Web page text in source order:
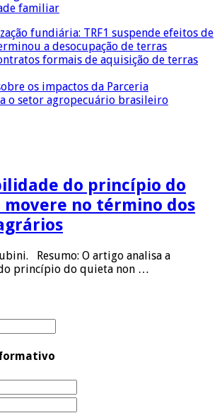
familiar
fundiária: TRF1 suspende efeitos de
a desocupação de terras
formais de aquisição de terras
os impactos da Parceria
o setor agropecuário brasileiro
do princípio do
no término dos
Resumo: O artigo analisa a
princípio do quieta non …